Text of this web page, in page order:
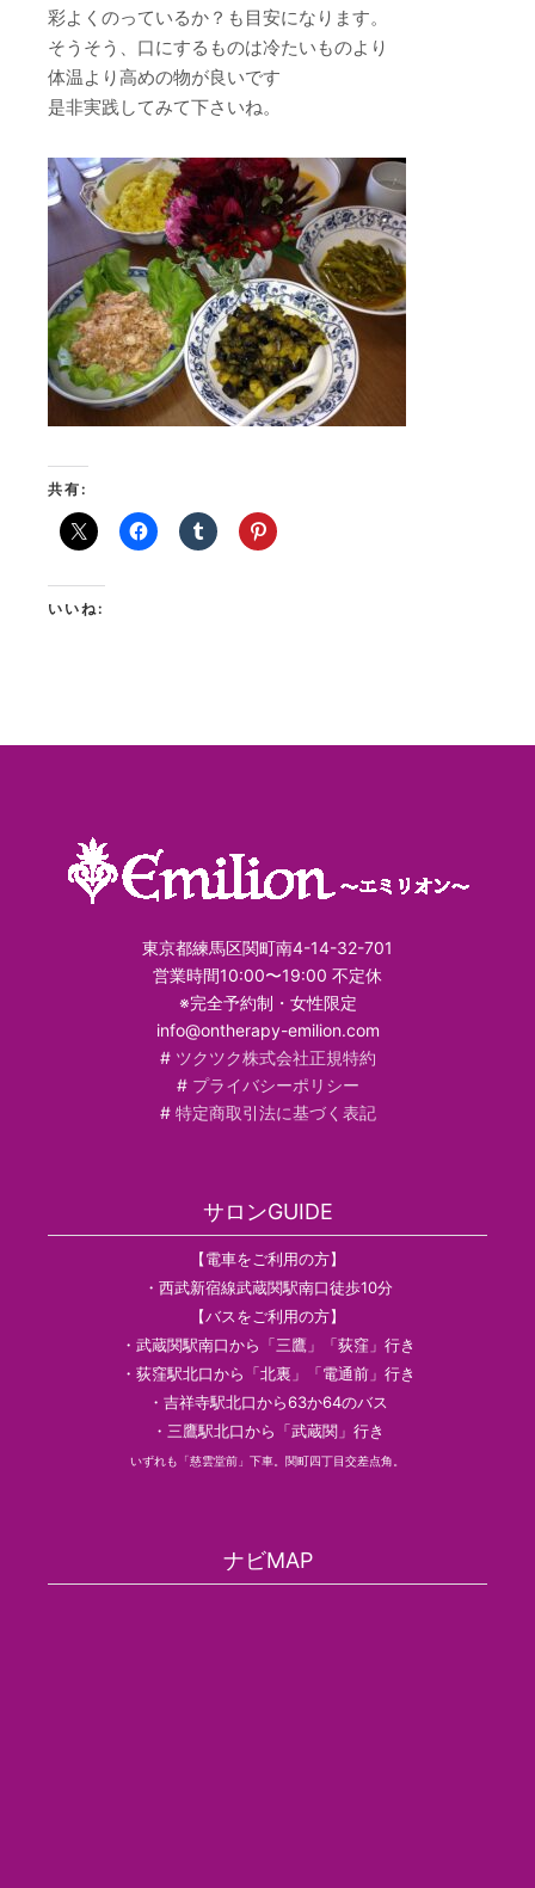
彩よくのっているか？も目安になります。
そうそう、口にするものは冷たいものより
体温より高めの物が良いです
是非実践してみて下さいね。
共有:
いいね:
東京都練馬区関町南4-14-32-701
営業時間10:00〜19:00 不定休
※完全予約制・女性限定
info@ontherapy-emilion.com
# ツクツク株式会社正規特約
# プライバシーポリシー
# 特定商取引法に基づく表記
サロンGUIDE
【電車をご利用の方】
・西武新宿線武蔵関駅南口徒歩10分
【バスをご利用の方】
・武蔵関駅南口から「三鷹」「荻窪」行き
・荻窪駅北口から「北裏」「電通前」行き
・吉祥寺駅北口から63か64のバス
・三鷹駅北口から「武蔵関」行き
いずれも「慈雲堂前」下車。関町四丁目交差点角。
ナビMAP